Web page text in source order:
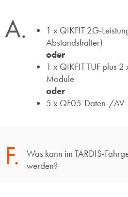
A.
1 x QIKFIT 2G-
Abstandshalter)
oder
1 x QIKFIT TUF plus
Module
oder
5 x QF05-Daten-/
F.
Was kann im TARDIS-
werden?